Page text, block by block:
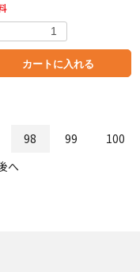
カートに入れる
98 99
100
へ